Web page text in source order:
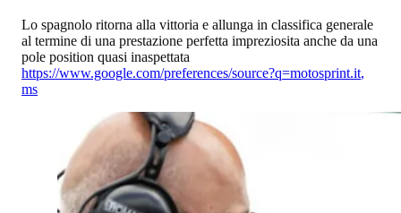
Lo spagnolo ritorna alla vittoria e allunga in classifica generale
al termine di una prestazione perfetta impreziosita anche da una
pole position quasi inaspettata
https://www.google.com/preferences/source?q=motosprint.it,
ms